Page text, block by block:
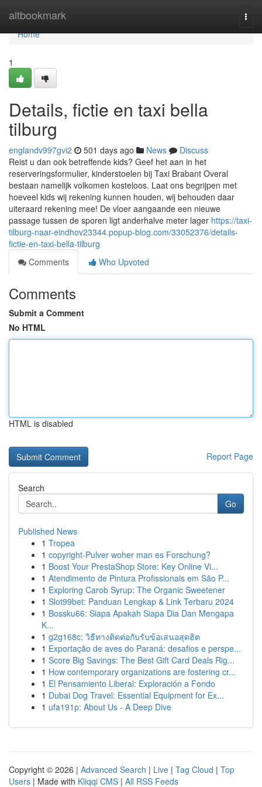
altbookmark
Home
Home
1
Details, fictie en taxi bella
tilburg
englandv997gvi2 501 days ago News
Discuss
Reist u dan ook betreffende kids? Geef het aan in het
reserveringsformulier, kinderstoelen bij Taxi Brabant Overal
bestaan namelijk volkomen kosteloos. Laat ons begrijpen met
hoeveel kids wij rekening kunnen houden, wij behouden daar
uiteraard rekening mee! De vloer aangaande een nieuwe
passage tussen de sporen ligt anderhalve meter lager https://taxi-
tilburg-naar-eindhov23344.popup-blog.com/33052376/details-
fictie-en-taxi-bella-tilburg
Comments
Who Upvoted
Comments
Submit a Comment
No HTML
HTML is disabled
Report Page
Search
Go
Published News
1 Tropea
1 copyright-Pulver woher man es Forschung?
1 Boost Your PrestaShop Store: Key Online Vi...
1 Atendimento de Pintura Profissionais em São P...
1 Exploring Carob Syrup: The Organic Sweetener
1 Slot99bet: Panduan Lengkap & Link Terbaru 2024
1 Bossku66: Siapa Apakah Siapa Dia Dan Mengapa
K...
1 g2g168c: วิธีทางติดต่อกับรับข้อเสนอสุดฮิต
1 Exportação de aves do Paraná: desafios e perspe...
1 Score Big Savings: The Best Gift Card Deals Rig...
1 How contemporary organizations are fostering cr...
1 El Pensamiento Liberal: Exploración a Fondo
1 Dubai Dog Travel: Essential Equipment for Ex...
1 ufa191p: About Us - A Deep Dive
Copyright © 2026 | Advanced Search | Live | Tag Cloud | Top
Users | Made with Kliqqi CMS | All RSS Feeds